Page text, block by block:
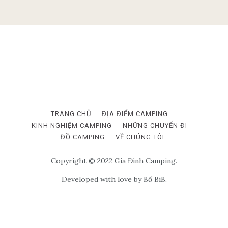
TRANG CHỦ
ĐỊA ĐIỂM CAMPING
KINH NGHIỆM CAMPING
NHỮNG CHUYẾN ĐI
ĐỒ CAMPING
VỀ CHÚNG TÔI
Copyright © 2022 Gia Đình Camping.
Developed with love by Bố BiB.